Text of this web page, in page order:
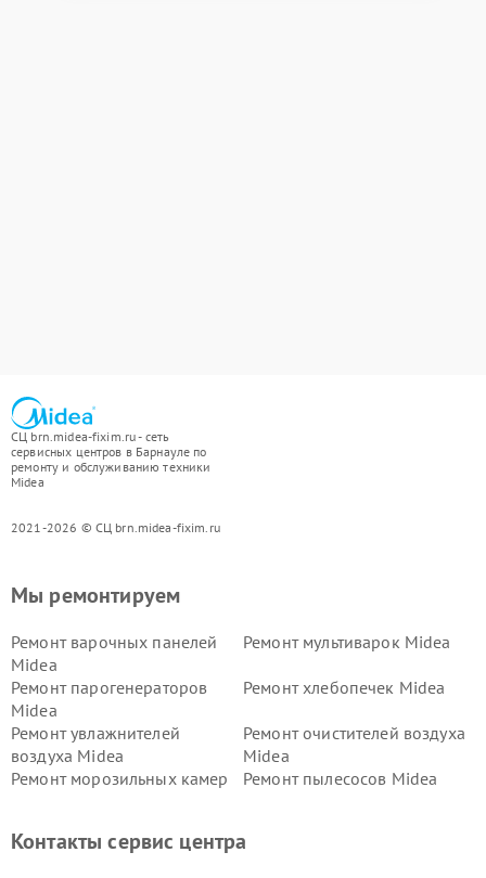
СЦ brn.midea-fixim.ru - сеть
сервисных центров в Барнауле по
ремонту и обслуживанию техники
Midea
2021-2026 © СЦ brn.midea-fixim.ru
Мы ремонтируем
Ремонт варочных панелей
Midea
Ремонт мультиварок Midea
Ремонт парогенераторов
Midea
Ремонт хлебопечек Midea
Ремонт увлажнителей
воздуха Midea
Ремонт очистителей воздуха
Midea
Ремонт морозильных камер
Ремонт пылесосов Midea
пылесосов Midea
Контакты сервис центра